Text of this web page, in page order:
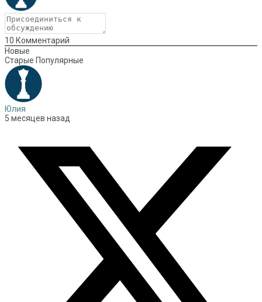
10 Комментарий
Новые
Старые Популярные
Юлия
5 месяцев назад